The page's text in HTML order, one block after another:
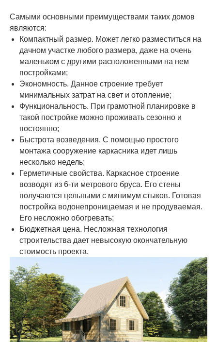
Самыми основными преимуществами таких домов
являются:
Компактный размер. Может легко разместиться на
дачном участке любого размера, даже на очень
маленьком с другими расположенными на нем
постройками;
Экономность. Данное строение требует
минимальных затрат на свет и отопление;
Функциональность. При грамотной планировке в
такой постройке можно проживать сезонно и
постоянно;
Быстрота возведения. С помощью простого
монтажа сооружение каркасника идет лишь
несколько недель;
Герметичные свойства. Каркасное строение
возводят из 6-ти метрового бруса. Его стены
получаются цельными с минимум стыков. Готовая
постройка водонепроницаемая и не продуваемая.
Его несложно обогревать;
Бюджетная цена. Несложная технология
строительства дает невысокую окончательную
стоимость проекта.